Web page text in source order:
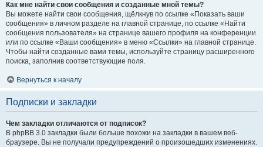
Как мне найти свои сообщения и созданные мной темы?
Вы можете найти свои сообщения, щёлкнув по ссылке «Показать ваши
сообщения» в личном разделе на главной странице, по ссылке «Найти
сообщения пользователя» на странице вашего профиля на конференции
или по ссылке «Ваши сообщения» в меню «Ссылки» на главной странице.
Чтобы найти созданные вами темы, используйте страницу расширенного
поиска, заполнив соответствующие поля.
Вернуться к началу
Подписки и закладки
Чем закладки отличаются от подписок?
В phpBB 3.0 закладки были больше похожи на закладки в вашем веб-
браузере. Вы не получали предупреждений о произошедших изменениях.